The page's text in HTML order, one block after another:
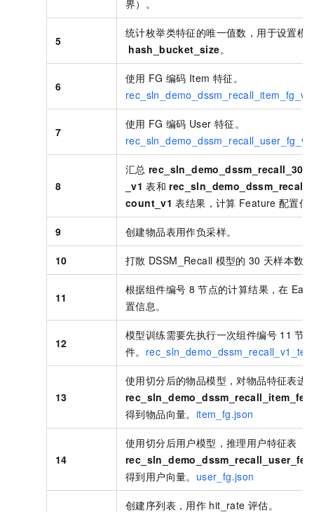
界）。
5
统计枚举类特征的唯一值数，用于设置模
hash_bucket_size。
6
使用 FG 编码 Item 特征。
7
使用 FG 编码 User 特征。
8
汇总
_v1 表和
count_v1 表结果，计算 Feature 配置信
9 创建物品表用作负采样。
10 打散 DSSM_Recall 模型的 30 天样本数
11
根据组件编号 8 节点的计算结果，在
置信息。
12
模型训练需要先执行一次组件编号 11 节
件。
13
使用切分后的物品模型，对物品特征表进
得到物品向量。 item_fg.json
14
使用切分后用户模型，推理用户特征表
得到用户向量。 user_fg.json
创建序列表，用作 hit_rate 评估。